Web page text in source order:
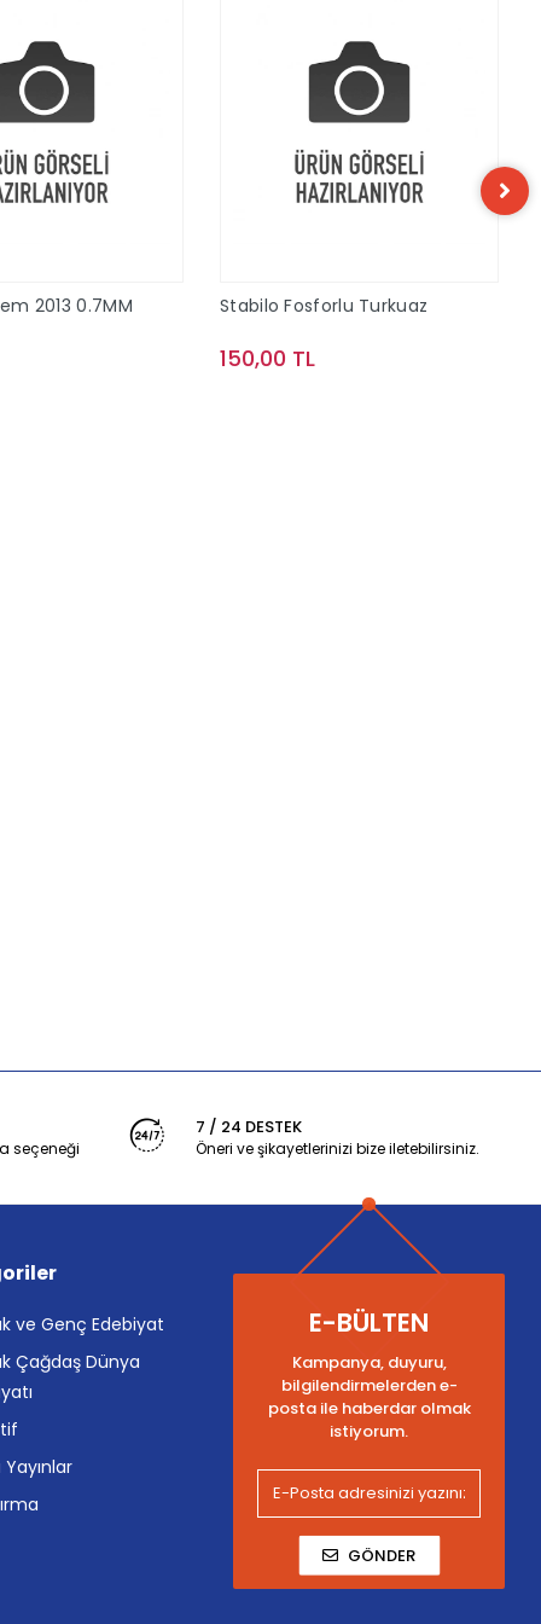
2013 0.7MM Stabilo Fosforlu Turkuaz
150,00 TL
seçeneği
7 / 24 DESTEK
Öneri ve şikayetlerinizi bize iletebilirsiniz.
ve Genç Edebiyat
Çağdaş Dünya
Yayınlar
E-BÜLTEN
Kampanya, duyuru,
bilgilendirmelerden e-
posta ile haberdar olmak
istiyorum.
GÖNDER